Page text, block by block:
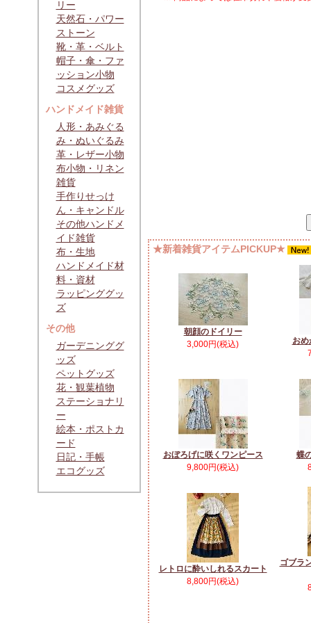
リー
天然石・パワー
ストーン
靴・革・ベルト
帽子・傘・ファ
ッション小物
コスメグッズ
ハンドメイド雑貨
人形・あみぐる
み・ぬいぐるみ
革・レザー小物
布小物・リネン
雑貨
手作りせっけ
ん・キャンドル
その他ハンドメ
イド雑貨
布・生地
ハンドメイド材
料・資材
ラッピンググッ
ズ
その他
ガーデニンググ
ッズ
ペットグッズ
花・観葉植物
ステーショナリ
ー
絵本・ポストカ
ード
日記・手帳
エコグッズ
★新着雑貨アイテムPICKUP★
朝顔のドイリー
3,000円(税込)
お
おぼろげに咲くワンピース
9,800円(税込)
蝶
レトロに酔いしれるスカート
8,800円(税込)
ゴブラ